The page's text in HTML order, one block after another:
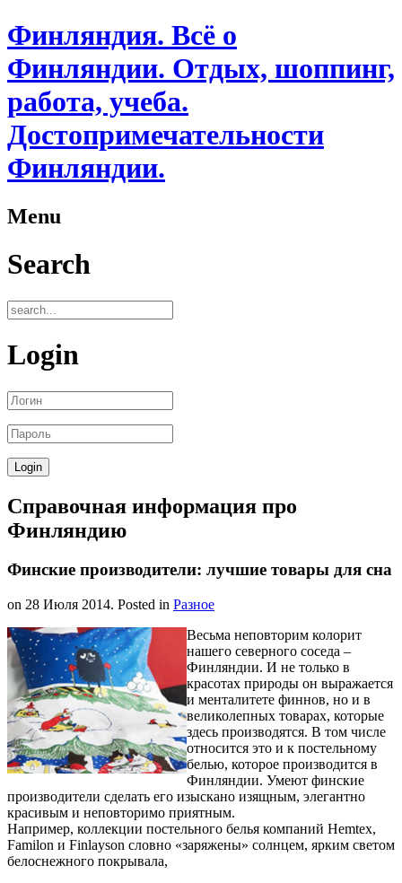
Финляндия. Всё о
Финляндии. Отдых, шоппинг,
работа, учеба.
Достопримечательности
Финляндии.
Menu
Search
Login
Справочная информация про
Финляндию
Финские производители: лучшие товары для сна
on 28 Июля 2014. Posted in Разное
Весьма неповторим колорит
нашего северного соседа –
Финляндии. И не только в
красотах природы он выражается
и менталитете финнов, но и в
великолепных товарах, которые
здесь производятся. В том числе
относится это и к постельному
белью, которое производится в
Финляндии. Умеют финские
производители сделать его изыскано изящным, элегантно
красивым и неповторимо приятным.
Например, коллекции постельного белья компаний Hemtex,
Familon и Finlayson словно «заряжены» солнцем, ярким светом
белоснежного покрывала,